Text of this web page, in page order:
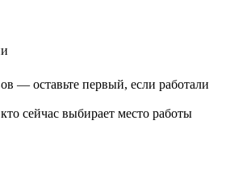
— оставьте первый, если работали
сейчас выбирает место работы